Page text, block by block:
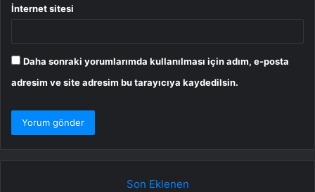
İnternet sitesi
Daha sonraki yorumlarımda kullanılması için adım, e-posta
adresim ve site adresim bu tarayıcıya kaydedilsin.
Son Eklenen